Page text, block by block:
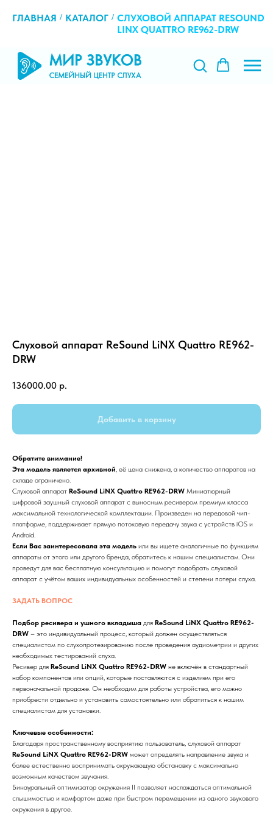
ГЛАВНАЯ / КАТАЛОГ / СЛУХОВОЙ АППАРАТ RESOUND
LINX QUATTRO RE962-DRW
Слуховой аппарат ReSound LiNX Quattro RE962-
DRW
136000.00 р.
Добавить в корзину
Обратите внимание!
Эта модель является архивной, её цена снижена, а количество аппаратов на
складе ограничено.
Слуховой аппарат ReSound LiNX Quattro RE962-DRW Миниатюрный
цифровой заушный слуховой аппарат с выносным ресивером премиум класса
максимальной технологической комплектации. Произведен на передовой чип-
платформе, поддерживает прямую потоковую передачу звука с устройств iOS и
Android.
Если Вас заинтересовала эта модель или вы ищете аналогичные по функциям
аппараты от этого или другого бренда, обратитесь к нашим специалистам. Они
проведут для вас бесплатную консультацию и помогут подобрать слуховой
аппарат с учётом ваших индивидуальных особенностей и степени потери слуха.
ЗАДАТЬ ВОПРОС
Подбор ресивера и ушного вкладыша для ReSound LiNX Quattro RE962-
DRW – это индивидуальный процесс, который должен осуществляться
специалистом по слухопротезированию после проведения аудиометрии и других
необходимых тестирований слуха.
Ресивер для ReSound LiNX Quattro RE962-DRW не включён в стандартный
набор компонентов или опций, которые поставляются с изделием при его
первоначальной продаже. Он необходим для работы устройства, его можно
приобрести отдельно и установить самостоятельно или обратиться к нашим
специалистам для установки.
Ключевые особенности:
Благодаря пространственному восприятию пользователь, слуховой аппарат
ReSound LiNX Quattro RE962-DRW может определять направление звука и
более естественно воспринимать окружающую обстановку с максимально
возможным качеством звучания.
Бинауральный оптимизатор окружения II позволяет наслаждаться оптимальной
слышимостью и комфортом даже при быстром перемещении из одного звукового
окружения в другое.